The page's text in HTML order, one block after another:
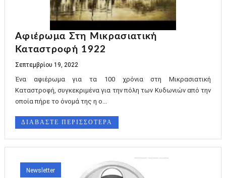
Αφιέρωμα Στη Μικρασιατική
Καταστροφή 1922
Σεπτεμβρίου 19, 2022
Ένα αφιέρωμα για τα 100 χρόνια στη Μικρασιατική
Καταστροφή, συγκεκριμένα για την πόλη των Κυδωνιών από την
οποία πήρε το όνομά της η ο...
ΔΙΑΒΑΣΤΕ ΠΕΡΙΣΣΟΤΕΡΑ
Newsletter